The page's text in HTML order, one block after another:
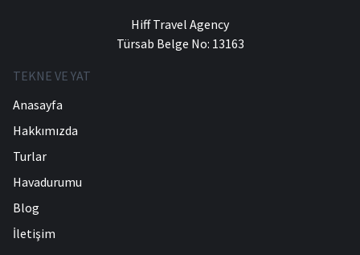
Hiff Travel Agency
Türsab Belge No: 13163
TEKNE VE YAT
Anasayfa
Hakkımızda
Turlar
Havadurumu
Blog
İletişim